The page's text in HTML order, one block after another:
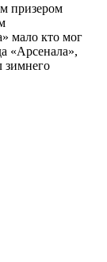
призером
мало кто мог
«Арсенала»,
зимнего